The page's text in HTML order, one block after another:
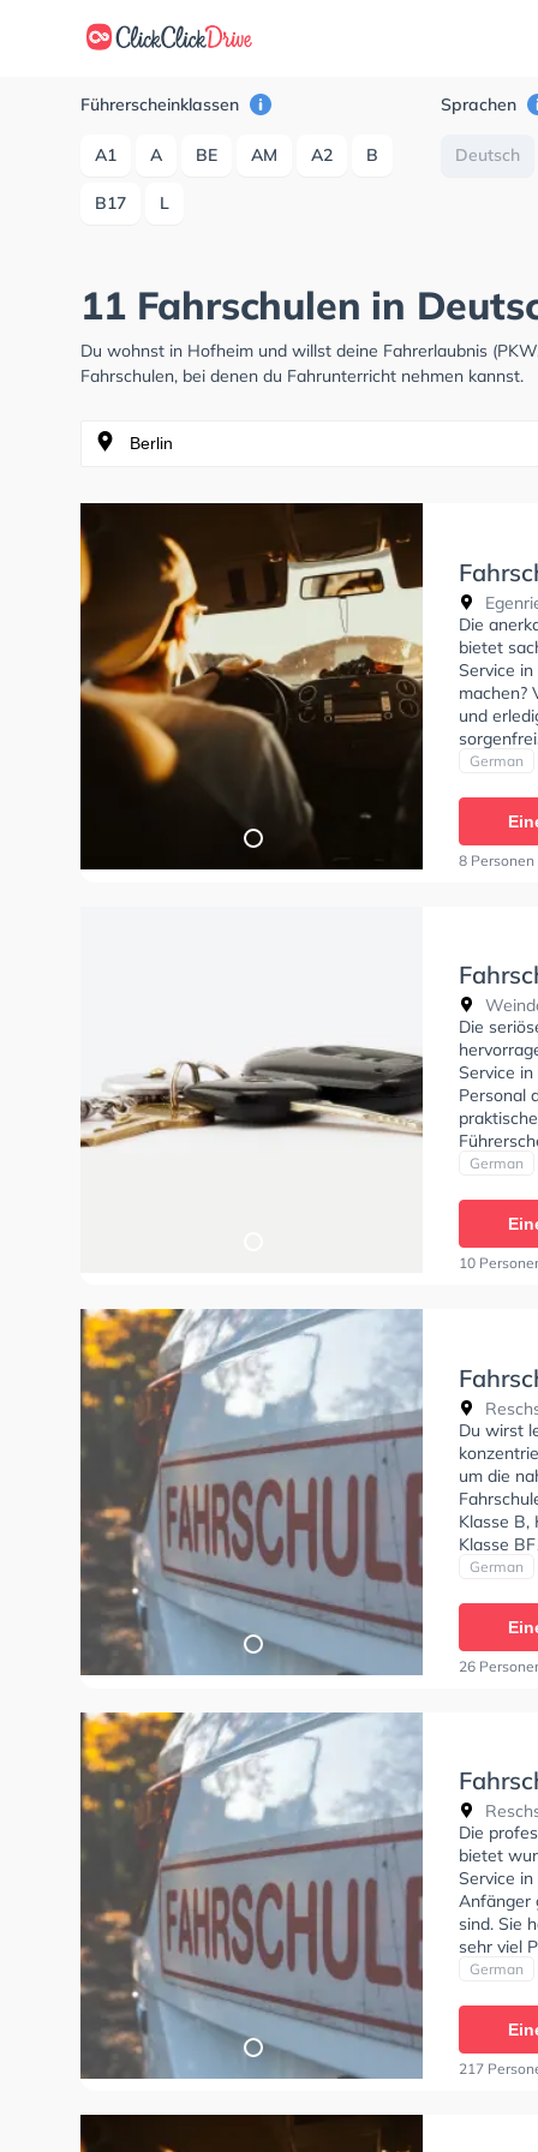
Führerscheinklassen
A1 A BE AM A2 B
B17 L
Sprachen
Deutsch
11 Fahrschulen in
Du wohnst in Hofheim und willst deine Fahrerlaubnis
Fahrschulen, bei denen du Fahrunterricht nehmen kannst.
Die
bietet
Service
machen?
und
anfragen.
German
8
Die
Service
Personal
Sie
German
10
Du wirst
um die
Klasse B,
Klasse
German
26
Die
bietet
Service
Anfänger
sind. Sie
sehr viel
beim
können
German
217